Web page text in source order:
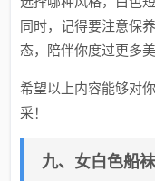
同时，记得要注意保
态，陪伴你度过更多美
希望以上内容能够对
采！
九、女白色船